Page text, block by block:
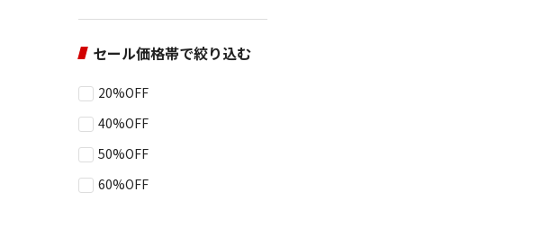
セール価格帯で絞り込む
20%OFF
40%OFF
50%OFF
60%OFF